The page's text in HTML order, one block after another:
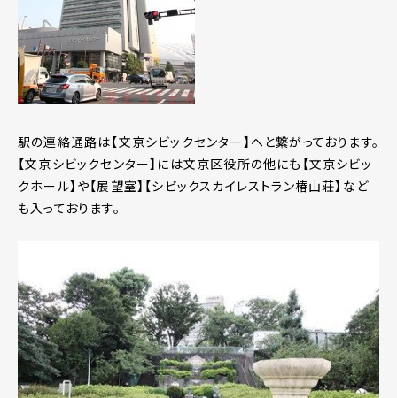
駅の連絡通路は【文京シビックセンター】へと繋がっております。
【文京シビックセンター】には文京区役所の他にも【文京シビッ
クホール】や【展望室】【シビックスカイレストラン椿山荘】など
も入っております。